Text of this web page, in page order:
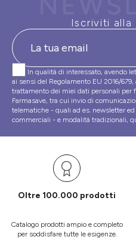
Iscriviti
In qualità di interessato, avendo
ai sensi del Regolamento EU 2016/
trattamento dei miei dati personali per
Farmasave, tra cui invio di
telematiche - quali ad es. newsletter
commerciali - e modalità tradizionali,
Oltre 100.000 prodotti
Catalogo prodotti ampio e completo
per soddisfare tutte le esigenze.